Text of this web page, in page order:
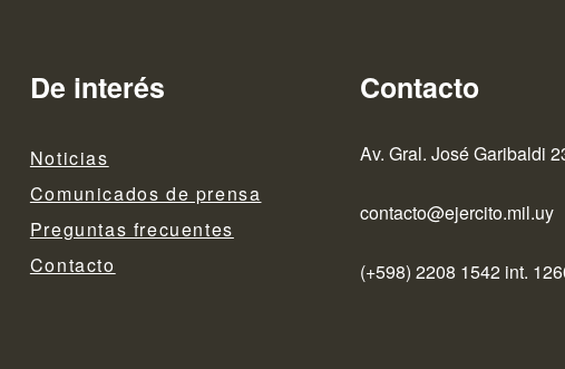
De interés
Noticias
Comunicados de prensa
Preguntas frecuentes
Contacto
Contacto
Av. Gral. José Garibaldi
contacto@ejercito.mil.uy
(+598) 2208 1542 int.